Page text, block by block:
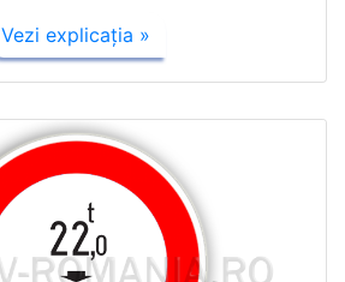
Vezi explicaţia »